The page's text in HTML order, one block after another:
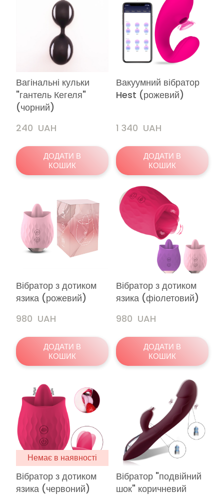
Вагінальні кульки
"гантель Кегеля"
(чорний)
240  UAH
ДОДАТИ В
КОШИК
Вакуумний вібратор
Hest (рожевий)
1 340  UAH
ДОДАТИ В
КОШИК
Вібратор з дотиком
язика (рожевий)
980  UAH
ДОДАТИ В
КОШИК
Вібратор з дотиком
язика (фіолетовий)
980  UAH
ДОДАТИ В
КОШИК
Немає в наявності
Вібратор з дотиком
язика (червоний)
Вібратор "подвійний
шок" коричневий